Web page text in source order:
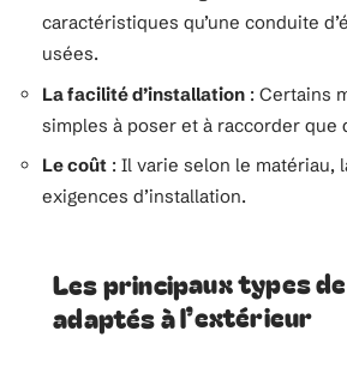
caractéristiques qu’une conduite
usées.
La facilité d’installation : Certains
simples à poser et à raccorder que
Le coût : Il varie selon le matériau,
exigences d’installation.
Les principaux types
adaptés à l’extérieur